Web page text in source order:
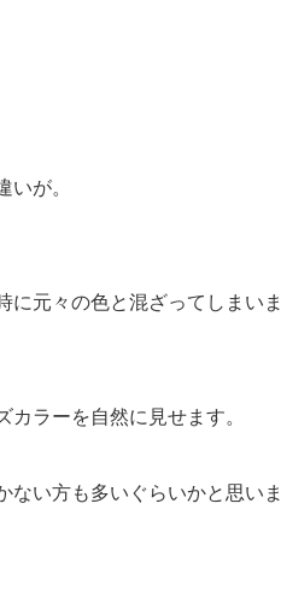
が。
元々の色と混ざってしまいま
ラーを自然に見せます。
い方も多いぐらいかと思い